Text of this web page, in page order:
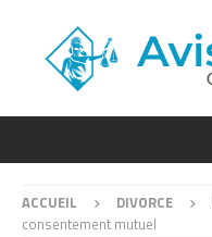
ACCUEIL DIVORCE
consentement mutuel